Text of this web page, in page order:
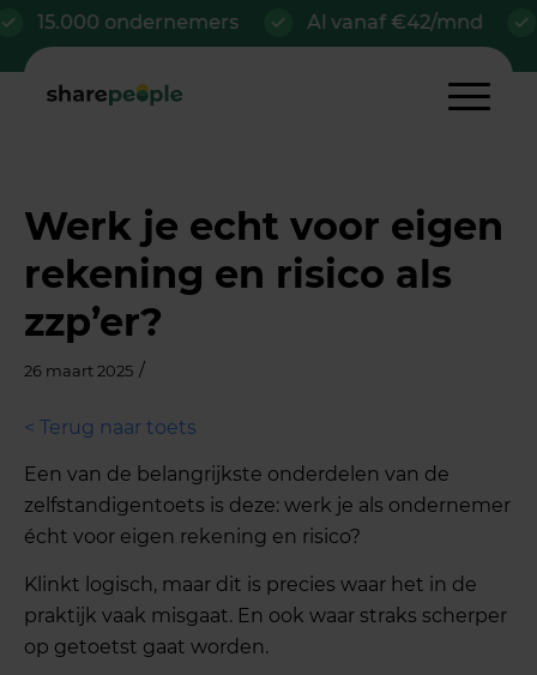
ondernemers Al vanaf €42/mnd
Werk je echt voor eigen
rekening en risico als
zzp’er?
26 maart 2025 /
< Terug naar toets
Een van de belangrijkste onderdelen van de
zelfstandigentoets is deze: werk je als ondernemer
écht voor eigen rekening en risico?
Klinkt logisch, maar dit is precies waar het in de
praktijk vaak misgaat. En ook waar straks scherper
op getoetst gaat worden.